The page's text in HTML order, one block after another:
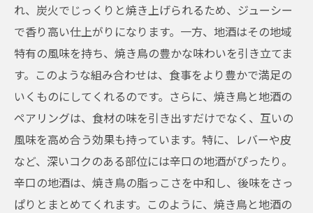
れ、炭火でじっくりと焼き上げられるため、ジューシー
で香り高い仕上がりになります。一方、地酒はその地域
特有の風味を持ち、焼き鳥の豊かな味わいを引き立てま
す。このような組み合わせは、食事をより豊かで満足の
いくものにしてくれるのです。さらに、焼き鳥と地酒の
ペアリングは、食材の味を引き出すだけでなく、互いの
風味を高め合う効果も持っています。特に、レバーや皮
など、深いコクのある部位には辛口の地酒がぴったり。
辛口の地酒は、焼き鳥の脂っこさを中和し、後味をさっ
ぱりとまとめてくれます。このように、焼き鳥と地酒の